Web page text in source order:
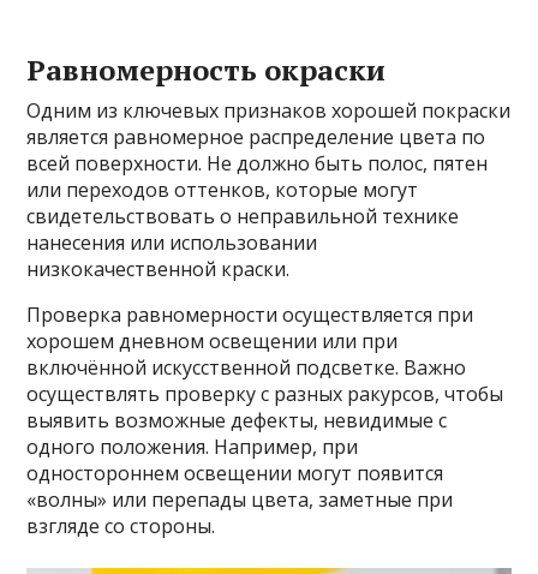
Равномерность окраски
Одним из ключевых признаков хорошей покраски
является равномерное распределение цвета по
всей поверхности. Не должно быть полос, пятен
или переходов оттенков, которые могут
свидетельствовать о неправильной технике
нанесения или использовании
низкокачественной краски.
Проверка равномерности осуществляется при
хорошем дневном освещении или при
включённой искусственной подсветке. Важно
осуществлять проверку с разных ракурсов, чтобы
выявить возможные дефекты, невидимые с
одного положения. Например, при
одностороннем освещении могут появится
«волны» или перепады цвета, заметные при
взгляде со стороны.